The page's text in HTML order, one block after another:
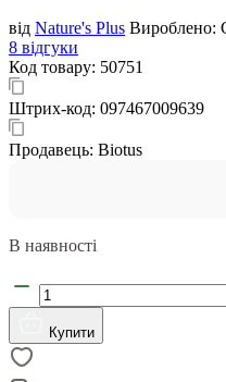
від Nature's Plus Вироблено:
8 відгуки
Код товару: 50751
Штрих-код: 097467009639
Продавець: Biotus
В наявності
Купити